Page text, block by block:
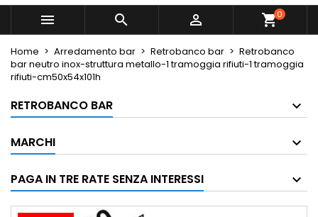
   shopping_cart0
Home Arredamento bar Retrobanco bar
Retrobanco
bar neutro inox-struttura metallo-1 tramoggia rifiuti-1 tramoggia
rifiuti-cm50x54x101h
RETROBANCO BAR
MARCHI
PAGA IN TRE RATE SENZA INTERESSI